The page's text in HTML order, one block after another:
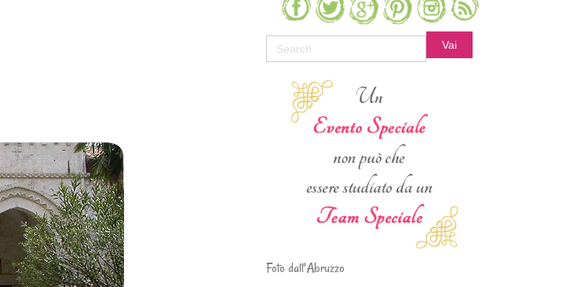
Foto dall'Abruzzo